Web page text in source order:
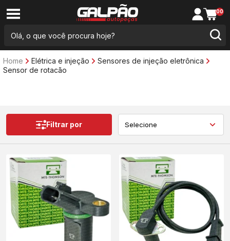
00
Home Elétrica e injeção
Sensores de injeção eletrônica
Sensor de rotacão
Filtrar por